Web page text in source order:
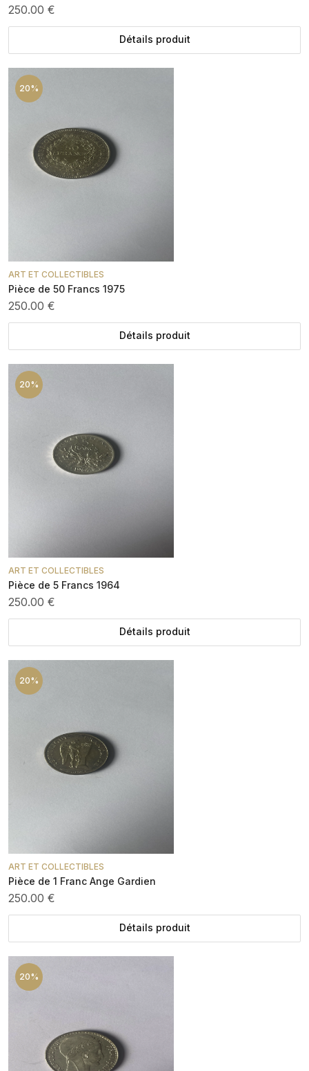
250.00 €
Détails produit
20%
ART ET COLLECTIBLES
Pièce de 50 Francs 1975
250.00 €
Détails produit
20%
ART ET COLLECTIBLES
Pièce de 5 Francs 1964
250.00 €
Détails produit
20%
ART ET COLLECTIBLES
Pièce de 1 Franc Ange Gardien
250.00 €
Détails produit
20%